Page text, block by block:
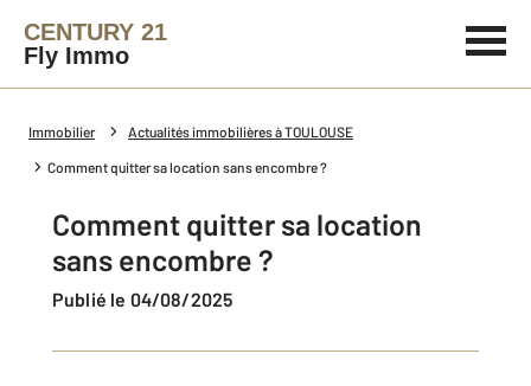
CENTURY 21
Fly Immo
Immobilier Actualités immobilières à TOULOUSE
Comment quitter sa location sans encombre ?
Comment quitter sa location
sans encombre ?
Publié le 04/08/2025